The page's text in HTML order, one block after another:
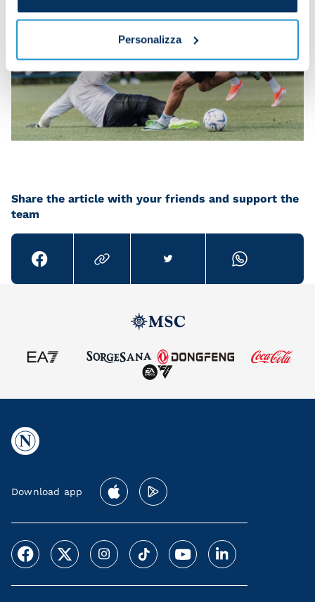
Personalizza
Share the article with your friends and support the
team
Download app